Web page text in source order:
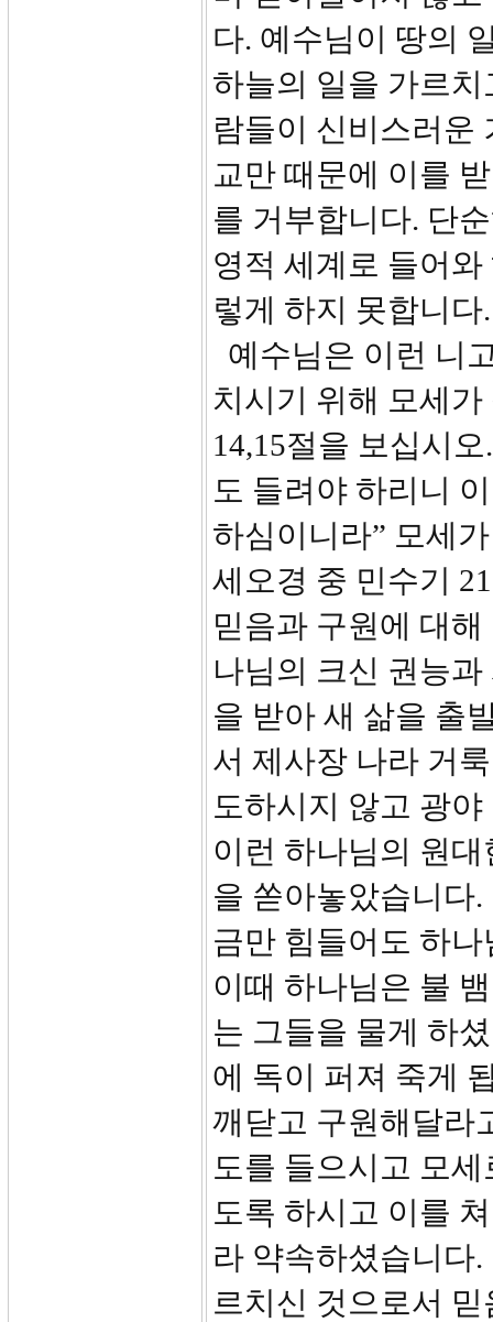
다. 예수님이 땅의
하늘의 일을 가르
람들이 신비스러운
교만 때문에 이를
를 거부합니다. 단
영적 세계로 들어
렇게 하지 못합니다.
예수님은 이런 니
치시기 위해 모세
14,15절을 보십시
도 들려야 하리니
하심이니라” 모세
세오경 중 민수기
믿음과 구원에 대
나님의 크신 권능
을 받아 새 삶을 출
서 제사장 나라 거
도하시지 않고 광
이런 하나님의 원
을 쏟아놓았습니다
금만 힘들어도 하
이때 하나님은 불
는 그들을 물게 하
에 독이 퍼져 죽게
깨닫고 구원해달라
도를 들으시고 모
도록 하시고 이를
라 약속하셨습니다
르치신 것으로서